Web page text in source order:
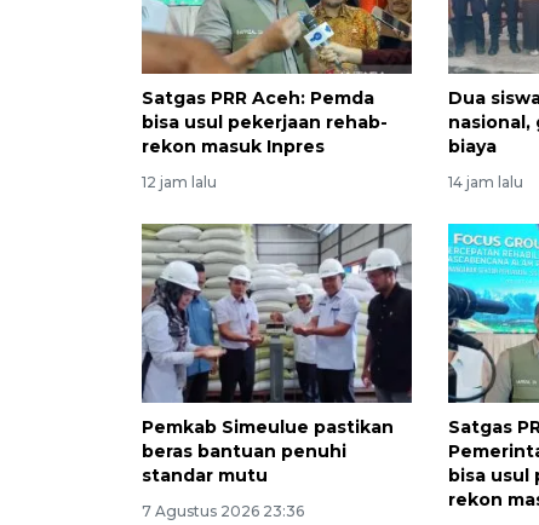
Satgas PRR Aceh: Pemda
bisa usul pekerjaan rehab-
rekon masuk Inpres
12 jam lalu
Dua
nasional,
biaya
14 jam lalu
Pemkab Simeulue pastikan
beras bantuan penuhi
standar mutu
7 Agustus 2026 23:36
Satgas
bisa usul
rekon